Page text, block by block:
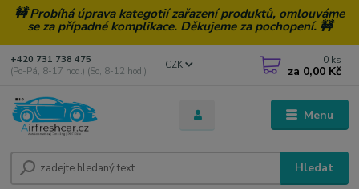
🚧 Probíhá úprava kategotií zařazení produktů, omlouváme
se za případné komplikace. Děkujeme za pochopení. 🚧
Menu
CZK
Hledat
+420 731 738 475
(Po-Pá, 8-17 hod.) (So, 8-12 hod.)
0 ks
za 0,00 Kč